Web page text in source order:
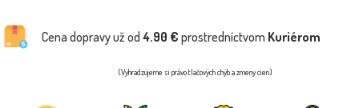
Cena dopravy už od 4.90 € prostredníctvom Kuriérom
(Vyhradzujeme si právo tlačových chýb a zmeny cien)